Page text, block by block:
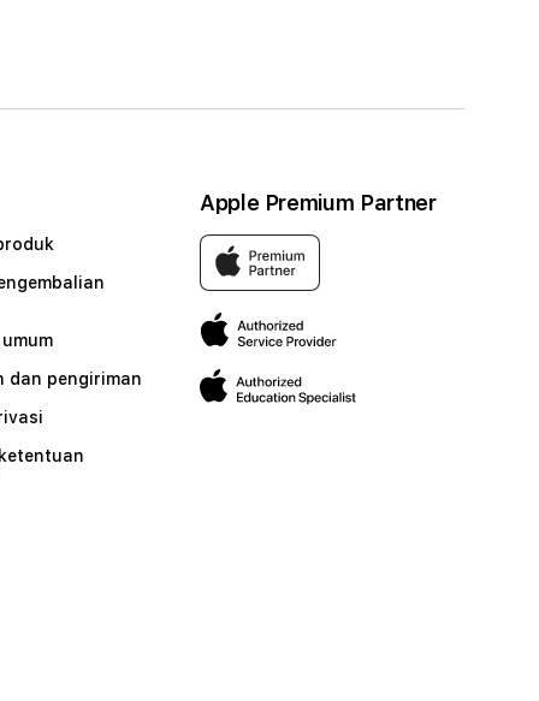
dan pengiriman
Apple Premium Partner